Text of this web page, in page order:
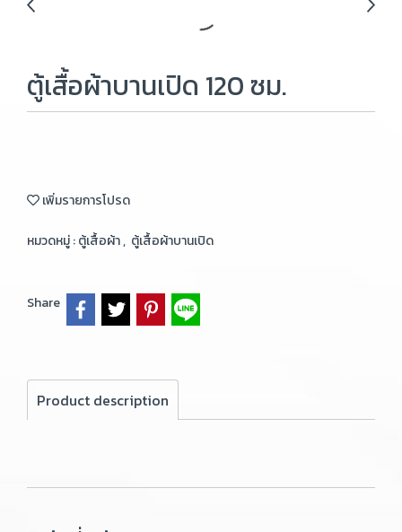
ตู้เสื้อผ้าบานเปิด 120 ซม.
เพิ่มรายการโปรด
หมวดหมู่ :ตู้เสื้อผ้า, ตู้เสื้อผ้าบานเปิด
Share
Product description